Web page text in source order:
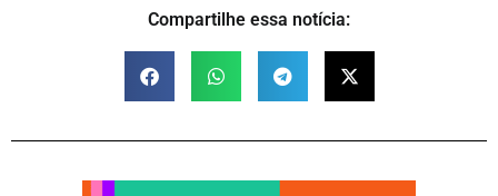
Compartilhe essa notícia: